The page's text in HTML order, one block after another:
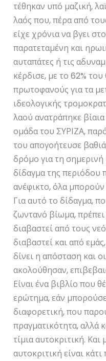
τέθηκαν υπό μαζική,
λαός που, πέρα από
είχε χρόνια να βγει
παρατεταμένη και
αυταπάτες ή τις
κέρδισε, με το 62%
πρωτοφανούς για τα
ιδεολογικής
λαού ανατράπηκε
ομάδα του ΣΥΡΙΖΑ,
του απογοήτευσε
δρόμο για τη
δίδαγμα της περιόδου
ανέφικτο, όλα
Για αυτό το δίδαγμα,
ζωντανό βίωμα,
διαβαστεί από τους
διαβαστεί και από
δίνει η απόσταση και
ακολούθησαν,
Είναι ένα βιβλίο που
ερώτημα, εάν μπορούσε
διαφορετική, που
πραγματικότητα, αλλά
τίμια αυτοκριτική.
αυτοκριτική είναι